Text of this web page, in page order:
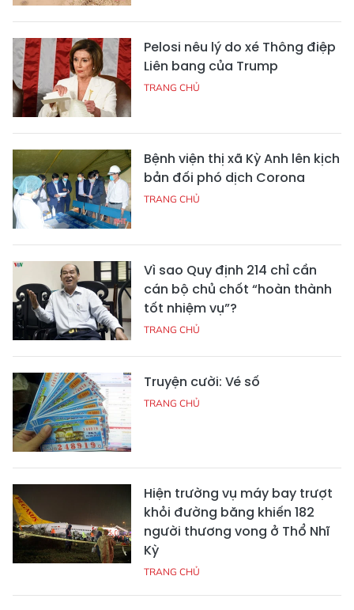
Pelosi nêu lý do xé Thông điệp
Liên bang của Trump
TRANG CHỦ
Bệnh viện thị xã Kỳ Anh lên kịch
bản đối phó dịch Corona
TRANG CHỦ
Vì sao Quy định 214 chỉ cần
cán bộ chủ chốt “hoàn thành
tốt nhiệm vụ”?
TRANG CHỦ
Truyện cười: Vé số
TRANG CHỦ
Hiện trường vụ máy bay trượt
khỏi đường băng khiến 182
người thương vong ở Thổ Nhĩ
Kỳ
TRANG CHỦ